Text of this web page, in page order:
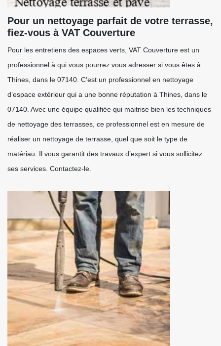
Pour un nettoyage parfait de votre terrasse,
fiez-vous à VAT Couverture
Pour les entretiens des espaces verts, VAT Couverture est un
professionnel à qui vous pourrez vous adresser si vous êtes à
Thines, dans le 07140. C’est un professionnel en nettoyage
d’espace extérieur qui a une bonne réputation à Thines, dans le
07140. Avec une équipe qualifiée qui maitrise bien les techniques
de nettoyage des terrasses, ce professionnel est en mesure de
réaliser un nettoyage de terrasse, quel que soit le type de
matériau. Il vous garantit des travaux d’expert si vous sollicitez
ses services. Contactez-le.